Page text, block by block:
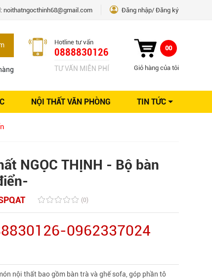
noithatngocthinh68@gmail.com Đăng nhập Đăng ký
Hotline tư vấn
0888830126
TƯ VẤN MIỄN PHÍ
00
Giỏ hàng của tôi
NỘI THẤT VĂN PHÒNG TIN TỨC
Giải pháp thiết kế
NGỌC THỊNH - Bộ bàn
(0)
0962337024
nội thất bao gồm bàn trà và ghế sofa, góp phần tô